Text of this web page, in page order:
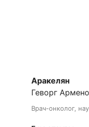
Аракелян
Геворг
Врач-онколог,